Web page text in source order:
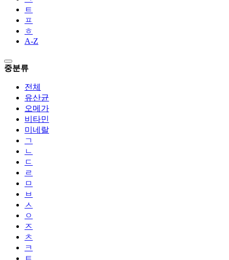
ㅌ
ㅍ
ㅎ
A-Z
중분류
전체
유산균
오메가
비타민
미네랄
ㄱ
ㄴ
ㄷ
ㄹ
ㅁ
ㅂ
ㅅ
ㅇ
ㅈ
ㅊ
ㅋ
ㅌ